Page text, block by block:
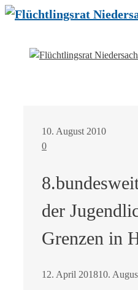
Zum
10. August 2010
0
der
Grenzen in
12. April 201810.